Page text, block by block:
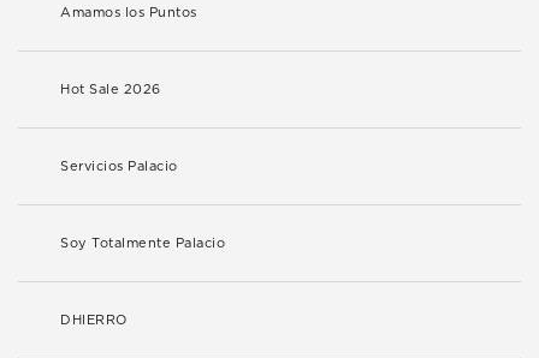
Amamos los Puntos
Hot Sale 2026
Servicios Palacio
Soy Totalmente Palacio
DHIERRO